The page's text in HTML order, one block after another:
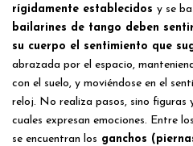
rígidamente establecidos y se
bailarines de tango deben
su cuerpo el sentimiento que
abrazada por el espacio,
con el suelo, y moviéndose en el
reloj. No realiza pasos, sino figuras
cuales expresan emociones. Entre
se encuentran los ganchos